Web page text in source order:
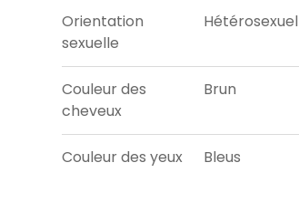
Orientation
sexuelle
Hétérosexuel
Couleur des
cheveux
Brun
Couleur des yeux Bleus